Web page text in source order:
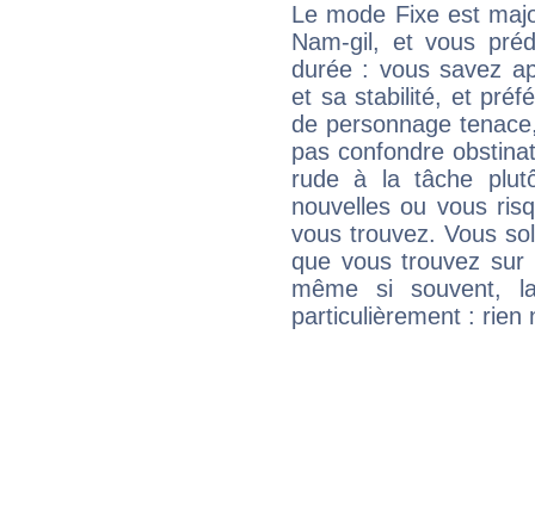
Le mode Fixe est
Nam-gil, et vous
durée : vous savez
et sa stabilité, et
de personnage
pas confondre
rude à la tâche
nouvelles ou vous
vous trouvez. Vous
que vous trouvez
même si souvent,
particulièrement : rien